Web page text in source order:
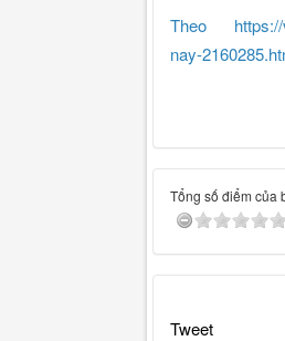
Theo https://
nay-
Tổng số điểm của
Tweet